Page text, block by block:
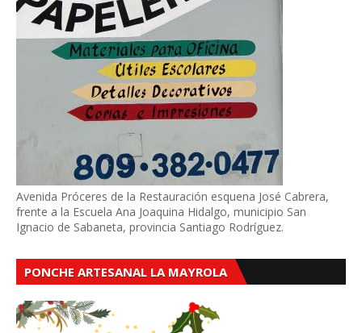
Avenida Próceres de la Restauración esquena José Cabrera,
frente a la Escuela Ana Joaquina Hidalgo, municipio San
Ignacio de Sabaneta, provincia Santiago Rodríguez.
PONCHE ARTESANAL LA MAYROLA